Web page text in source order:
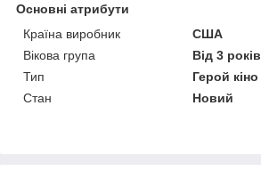
Основні атрибути
Країна виробник
США
Вікова група
Від 3 років
Тип
Герой кіно
Стан
Новий